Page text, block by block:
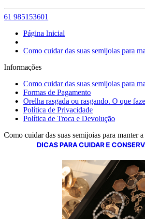
61 985153601
Página Inicial
Como cuidar das suas semijoias para
Informações
Como cuidar das suas semijoias para
Formas de Pagamento
Orelha rasgada ou rasgando. O que
Política de Privacidade
Política de Troca e Devolução
Como cuidar das suas semijoias para manter
DICAS PARA CUIDAR E